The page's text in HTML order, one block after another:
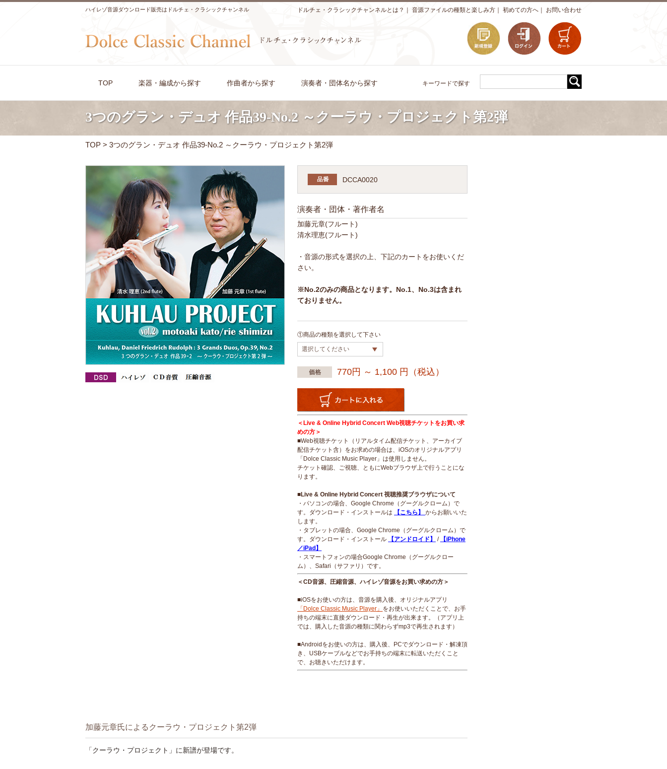
ハイレゾ音源ダウンロード販売はドルチェ・クラシックチャンネル お問い合わせ
初めての方へ
音源ファイルの種類と楽しみ方
ドルチェ・クラシックチャンネルとは？
TOP 楽器・編成から探す 作曲者から探す 演奏者・団体名から探す キーワードで探す
3つのグラン・デュオ 作品39-No.2 ～クーラウ・プロジェクト第2弾
TOP > 3つのグラン・デュオ 作品39-No.2 ～クーラウ・プロジェクト第2弾
DCCA0020
演奏者・団体・著作者名
加藤元章(フルート)
清水理恵(フルート)
・音源の形式を選択の上、下記のカートをお使いくだ
さい。
※No.2のみの商品となります。No.1、No.3は含まれ
ておりません。
①商品の種類を選択して下さい
770円 ～ 1,100 円（税込）
＜Live & Online Hybrid Concert Web視聴チケットをお買い求
めの方＞
■Web視聴チケット（リアルタイム配信チケット、アーカイブ
配信チケット含）をお求めの場合は、iOSのオリジナルアプリ
「Dolce Classic Music Player」は使用しません。
チケット確認、ご視聴、ともにWebブラウザ上で行うことにな
ります。
■Live & Online Hybrid Concert 視聴推奨ブラウザについて
・パソコンの場合、Google Chrome（グーグルクローム）で
す。ダウンロード・インストールは
【こちら】
からお願いいた
します。
・タブレットの場合、Google Chrome（グーグルクローム）で
す。ダウンロード・インストール
【アンドロイド】 /
【iPhone
／iPad】
・スマートフォンの場合Google Chrome（グーグルクロー
ム）、Safari（サファリ）です。
＜CD音源、圧縮音源、ハイレゾ音源をお買い求めの方＞
■iOSをお使いの方は、音源を購入後、オリジナルアプリ
「Dolce Classic Music Player」 をお使いいただくことで、お手
持ちの端末に直接ダウンロード・再生が出来ます。（アプリ上
では、購入した音源の種類に関わらずmp3で再生されます）
■Androidをお使いの方は、購入後、PCでダウンロード・解凍頂
き、USBケーブルなどでお手持ちの端末に転送いただくこと
で、お聴きいただけます。
加藤元章氏によるクーラウ・プロジェクト第2弾
「クーラウ・プロジェクト」に新譜が登場です。